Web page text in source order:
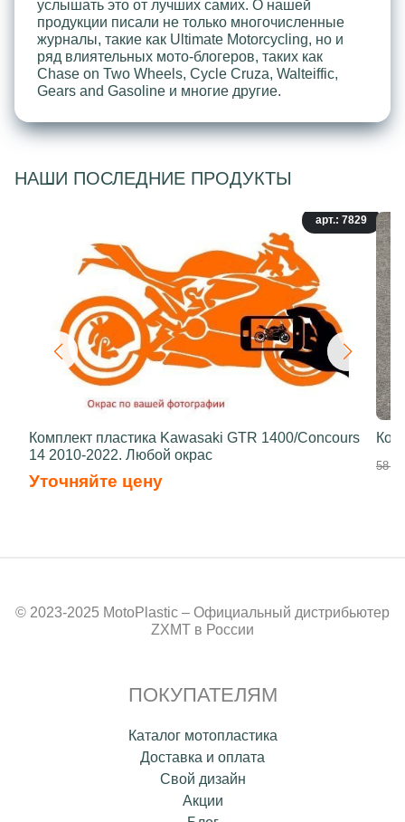
услышать это от лучших самих. О нашей
продукции писали не только многочисленные
журналы, такие как Ultimate Motorcycling, но и
ряд влиятельных мото-блогеров, таких как
Chase on Two Wheels, Cycle Cruza, Walteiffic,
Gears and Gasoline и многие другие.
НАШИ ПОСЛЕДНИЕ ПРОДУКТЫ
арт.: 7829
Комплект пластика Kawasaki GTR 1400/Concours
14 2010-2022. Любой окрас
Уточняйте цену
58
© 2023-2025 MotoPlastic – Официальный дистрибьютер
ZXMT в России
ПОКУПАТЕЛЯМ
Каталог мотопластика
Доставка и оплата
Свой дизайн
Акции